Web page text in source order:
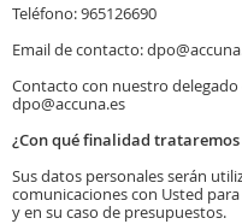
Teléfono: 965126690
Email de contacto:
Contacto con nuestro
dpo@accuna.es
¿Con qué finalidad
Sus datos personales serán
comunicaciones con Usted
y en su caso de presupuestos.